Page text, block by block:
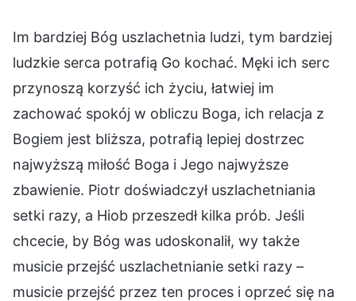
Im bardziej Bóg uszlachetnia ludzi, tym bardziej
ludzkie serca potrafią Go kochać. Męki ich serc
przynoszą korzyść ich życiu, łatwiej im
zachować spokój w obliczu Boga, ich relacja z
Bogiem jest bliższa, potrafią lepiej dostrzec
najwyższą miłość Boga i Jego najwyższe
zbawienie. Piotr doświadczył uszlachetniania
setki razy, a Hiob przeszedł kilka prób. Jeśli
chcecie, by Bóg was udoskonalił, wy także
musicie przejść uszlachetnianie setki razy –
musicie przejść przez ten proces i oprzeć się na